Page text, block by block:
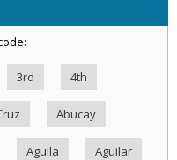
3rd 4th
Abucay
Aguila Aguilar